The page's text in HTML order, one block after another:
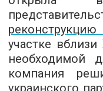
участке
необходимой
компания
украинского